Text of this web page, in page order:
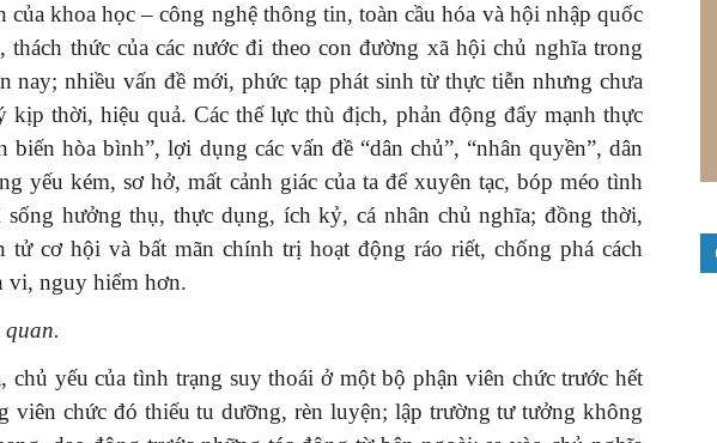
của khoa học – công nghệ thông tin, toàn cầu hóa và hội nhập quốc
thách thức của các nước đi theo con đường xã hội chủ nghĩa trong
nay; nhiều vấn đề mới, phức tạp phát sinh từ thực tiễn nhưng chưa
thời, hiệu quả. Các thế lực thù địch, phản động đẩy mạnh thực
biến hòa bình”, lợi dụng các vấn đề “dân chủ”, “nhân quyền”, dân
yếu kém, sơ hở, mất cảnh giác của ta để xuyên tạc, bóp méo tình
hưởng thụ, thực dụng, ích kỷ, cá nhân chủ nghĩa; đồng thời,
tử cơ hội và bất mãn chính trị hoạt động ráo riết, chống phá cách
vi, nguy hiểm hơn.
quan.
chủ yếu của tình trạng suy thoái ở một bộ phận viên chức trước hết
viên chức đó thiếu tu dưỡng, rèn luyện; lập trường tư tưởng không